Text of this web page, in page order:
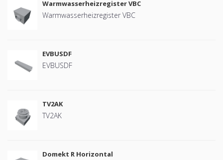
Warmwasserheizregister VBC
Warmwasserheizregister VBC
EVBUSDF
EVBUSDF
TV2AK
TV2AK
Domekt R Horizontal